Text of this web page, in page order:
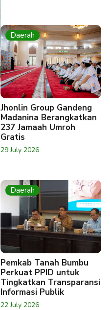
Daerah
Jhonlin Group Gandeng
Madanina Berangkatkan
237 Jamaah Umroh
Gratis
29 July 2026
Daerah
Pemkab Tanah Bumbu
Perkuat PPID untuk
Tingkatkan Transparansi
Informasi Publik
22 July 2026